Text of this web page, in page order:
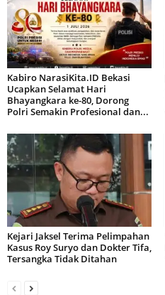
Kabiro NarasiKita.ID Bekasi
Ucapkan Selamat Hari
Bhayangkara ke-80, Dorong
Polri Semakin Profesional dan...
Kejari Jaksel Terima Pelimpahan
Kasus Roy Suryo dan Dokter Tifa,
Tersangka Tidak Ditahan